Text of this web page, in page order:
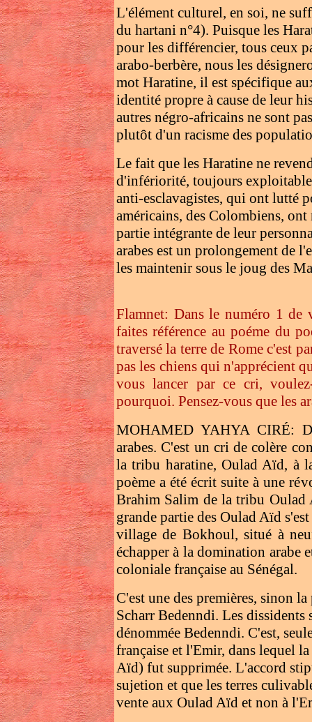
L'élément culturel, en soi, ne
du hartani n°4). Puisque les
pour les différencier, tous ceux
arabo-berbère, nous les
mot Haratine, il est spécifique
identité propre à cause de leur
autres négro-africains ne sont
plutôt d'un racisme des
Le fait que les Haratine ne
d'infériorité, toujours
anti-esclavagistes, qui ont lutté
américains, des Colombiens,
partie intégrante de leur
arabes est un prolongement de
les maintenir sous le joug des
Flamnet: Dans le numéro 1
faites référence au poéme du
traversé la terre de Rome c'est
pas les chiens qui n'apprécient
vous lancer par ce cri,
pourquoi. Pensez-vous que les
MOHAMED YAHYA CIRÉ:
arabes. C'est un cri de colère
la tribu haratine, Oulad Aïd, à
poème a été écrit suite à une
Brahim Salim de la tribu Oulad
grande partie des Oulad Aïd
village de Bokhoul, situé à
échapper à la domination arabe
coloniale française au Sénégal.
C'est une des premières, sinon
Scharr Bedenndi. Les dissidents
dénommée Bedenndi. C'est,
française et l'Emir, dans lequel
Aïd) fut supprimée. L'accord
sujetion et que les terres
vente aux Oulad Aïd et non à